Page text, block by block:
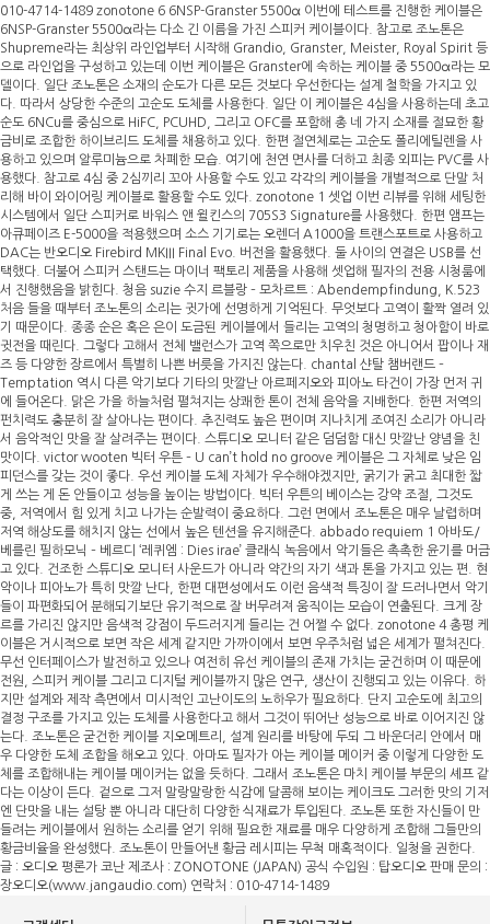
010-4714-1489 zonotone 6 6NSP-Granster 5500α 이번에 테스트를 진행한 케이블은
6NSP-Granster 5500α라는 다소 긴 이름을 가진 스피커 케이블이다. 참고로 조노톤은
Shupreme라는 최상위 라인업부터 시작해 Grandio, Granster, Meister, Royal Spirit 등
으로 라인업을 구성하고 있는데 이번 케이블은 Granster에 속하는 케이블 중 5500α라는 모
델이다. 일단 조노톤은 소재의 순도가 다른 모든 것보다 우선한다는 설계 철학을 가지고 있
다. 따라서 상당한 수준의 고순도 도체를 사용한다. 일단 이 케이블은 4심을 사용하는데 초고
순도 6NCu를 중심으로 HiFC, PCUHD, 그리고 OFC를 포함해 총 네 가지 소재를 절묘한 황
금비로 조합한 하이브리드 도체를 채용하고 있다. 한편 절연체로는 고순도 폴리에틸렌을 사
용하고 있으며 알루미늄으로 차폐한 모습. 여기에 천연 면사를 더하고 최종 외피는 PVC를 사
용했다. 참고로 4심 중 2심끼리 꼬아 사용할 수도 있고 각각의 케이블을 개별적으로 단말 처
리해 바이 와이어링 케이블로 활용할 수도 있다. zonotone 1 셋업 이번 리뷰를 위해 세팅한
시스템에서 일단 스피커로 바워스 앤 윌킨스의 705S3 Signature를 사용했다. 한편 앰프는
아큐페이즈 E-5000을 적용했으며 소스 기기로는 오렌더 A1000을 트랜스포트로 사용하고
DAC는 반오디오 Firebird MKIII Final Evo. 버전을 활용했다. 둘 사이의 연결은 USB를 선
택했다. 더불어 스피커 스탠드는 마이너 팩토리 제품을 사용해 셋업해 필자의 전용 시청룸에
서 진행했음을 밝힌다. 청음 suzie 수지 르블랑 – 모차르트 : Abendempfindung, K.523
처음 들을 때부터 조노톤의 소리는 귓가에 선명하게 기억된다. 무엇보다 고역이 활짝 열려 있
기 때문이다. 종종 순은 혹은 은이 도금된 케이블에서 들리는 고역의 청명하고 청아함이 바로
귓전을 때린다. 그렇다 고해서 전체 밸런스가 고역 쪽으로만 치우친 것은 아니어서 팝이나 재
즈 등 다양한 장르에서 특별히 나쁜 버릇을 가지진 않는다. chantal 샨탈 챔버랜드 –
Temptation 역시 다른 악기보다 기타의 맛깔난 아르페지오와 피아노 타건이 가장 먼저 귀
에 들어온다. 맑은 가을 하늘처럼 펼쳐지는 상쾌한 톤이 전체 음악을 지배한다. 한편 저역의
펀치력도 충분히 잘 살아나는 편이다. 추진력도 높은 편이며 지나치게 조여진 소리가 아니라
서 음악적인 맛을 잘 살려주는 편이다. 스튜디오 모니터 같은 덤덤함 대신 맛깔난 양념을 친
맛이다. victor wooten 빅터 우튼 – U can’t hold no groove 케이블은 그 자체로 낮은 임
피던스를 갖는 것이 좋다. 우선 케이블 도체 자체가 우수해야겠지만, 굵기가 굵고 최대한 짧
게 쓰는 게 돈 안들이고 성능을 높이는 방법이다. 빅터 우튼의 베이스는 강약 조절, 그것도
중, 저역에서 힘 있게 치고 나가는 순발력이 중요하다. 그런 면에서 조노톤은 매우 날렵하며
저역 해상도를 해치지 않는 선에서 높은 텐션을 유지해준다. abbado requiem 1 아바도/
베를린 필하모닉 – 베르디 ‘레퀴엠 : Dies irae’ 클래식 녹음에서 악기들은 촉촉한 윤기를 머금
고 있다. 건조한 스튜디오 모니터 사운드가 아니라 약간의 자기 색과 톤을 가지고 있는 편. 현
악이나 피아노가 특히 맛깔 난다, 한편 대편성에서도 이런 음색적 특징이 잘 드러나면서 악기
들이 파편화되어 분해되기보단 유기적으로 잘 버무려져 움직이는 모습이 연출된다. 크게 장
르를 가리진 않지만 음색적 강점이 두드러지게 들리는 건 어쩔 수 없다. zonotone 4 총평 케
이블은 거시적으로 보면 작은 세계 같지만 가까이에서 보면 우주처럼 넓은 세계가 펼쳐진다.
무선 인터페이스가 발전하고 있으나 여전히 유선 케이블의 존재 가치는 굳건하며 이 때문에
전원, 스피커 케이블 그리고 디지털 케이블까지 많은 연구, 생산이 진행되고 있는 이유다. 하
지만 설계와 제작 측면에서 미시적인 고난이도의 노하우가 필요하다. 단지 고순도에 최고의
결정 구조를 가지고 있는 도체를 사용한다고 해서 그것이 뛰어난 성능으로 바로 이어지진 않
는다. 조노톤은 굳건한 케이블 지오메트리, 설계 원리를 바탕에 두되 그 바운더리 안에서 매
우 다양한 도체 조합을 해오고 있다. 아마도 필자가 아는 케이블 메이커 중 이렇게 다양한 도
체를 조합해내는 케이블 메이커는 없을 듯하다. 그래서 조노톤은 마치 케이블 부문의 셰프 같
다는 이상이 든다. 겉으로 그저 말랑말랑한 식감에 달콤해 보이는 케이크도 그러한 맛의 기저
엔 단맛을 내는 설탕 뿐 아니라 대단히 다양한 식재료가 투입된다. 조노톤 또한 자신들이 만
들려는 케이블에서 원하는 소리를 얻기 위해 필요한 재료를 매우 다양하게 조합해 그들만의
황금비율을 완성했다. 조노톤이 만들어낸 황금 레시피는 무척 매혹적이다. 일청을 권한다.
글 : 오디오 평론가 코난 제조사 : ZONOTONE (JAPAN) 공식 수입원 : 탑오디오 판매 문의 :
장오디오(www.jangaudio.com) 연락처 : 010-4714-1489